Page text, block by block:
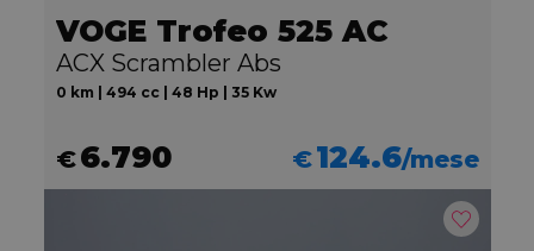
VOGE Trofeo 525 AC
ACX Scrambler Abs
0 km | 494 cc | 48 Hp | 35 Kw
€6.790 €124.6/mese